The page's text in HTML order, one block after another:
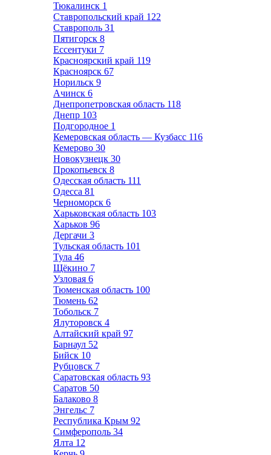
Тюкалинск 1
Ставропольский край 122
Ставрополь 31
Пятигорск 8
Ессентуки 7
Красноярский край 119
Красноярск 67
Норильск 9
Ачинск 6
Днепропетровская область 118
Днепр 103
Подгородное 1
Кемеровская область — Кузбасс 116
Кемерово 30
Новокузнецк 30
Прокопьевск 8
Одесская область 111
Одесса 81
Черноморск 6
Харьковская область 103
Харьков 96
Дергачи 3
Тульская область 101
Тула 46
Щёкино 7
Узловая 6
Тюменская область 100
Тюмень 62
Тобольск 7
Ялуторовск 4
Алтайский край 97
Барнаул 52
Бийск 10
Рубцовск 7
Саратовская область 93
Саратов 50
Балаково 8
Энгельс 7
Республика Крым 92
Симферополь 34
Ялта 12